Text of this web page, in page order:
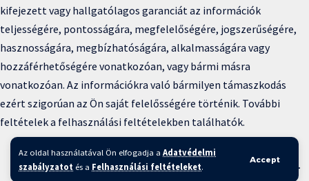
Az oldal használatával Ön elfogadja a Adatvédelmi
szabályzatot és a Felhasználási feltételeket.
Accept
kifejezett vagy hallgatólagos garanciát az információk
teljességére, pontosságára, megfelelőségére, jogszerűségére,
hasznosságára, megbízhatóságára, alkalmasságára vagy
hozzáférhetőségére vonatkozóan, vagy bármi másra
vonatkozóan. Az információkra való bármilyen támaszkodás
ezért szigorúan az Ön saját felelősségére történik. További
feltételek a felhasználási feltételekben találhatók.
Copyright © 2025 BFKH.hu
Felhasználási feltételek –Adatvédelmi irányelvek – Kapcsolat –